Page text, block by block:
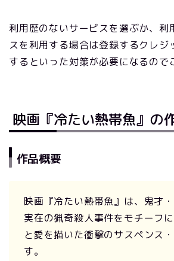
利用歴のないサービスを選ぶか、利
スを利用する場合は登録するクレジ
するといった対策が必要になるので
映画『冷たい熱帯魚』の
作品概要
映画『冷たい熱帯魚』は、鬼才
実在の猟奇殺人事件をモチーフ
と愛を描いた衝撃のサスペンス
す。